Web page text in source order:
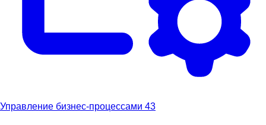
Управление бизнес-процессами 43